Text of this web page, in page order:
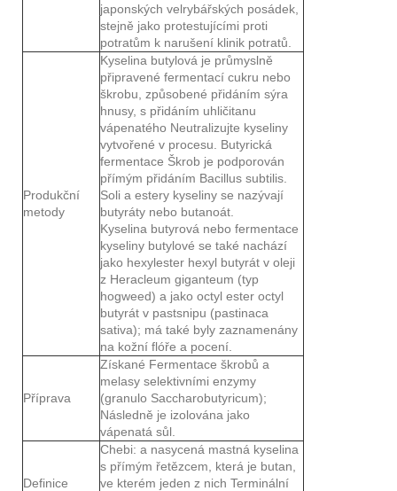
japonských velrybářských posádek,
stejně jako protestujícími proti
potratům k narušení klinik potratů.
Produkční
metody
Kyselina butylová je průmyslně
připravené fermentací cukru nebo
škrobu, způsobené přidáním sýra
hnusy, s přidáním uhličitanu
vápenatého Neutralizujte kyseliny
vytvořené v procesu. Butyrická
fermentace Škrob je podporován
přímým přidáním Bacillus subtilis.
Soli a estery kyseliny se nazývají
butyráty nebo butanoát.
Kyselina butyrová nebo fermentace
kyseliny butylové se také nachází
jako hexylester hexyl butyrát v oleji
z Heracleum giganteum (typ
hogweed) a jako octyl ester octyl
butyrát v pastsnipu (pastinaca
sativa); má také byly zaznamenány
na kožní flóře a pocení.
Příprava
Získané Fermentace škrobů a
melasy selektivními enzymy
(granulo Saccharobutyricum);
Následně je izolována jako
vápenatá sůl.
Definice
Chebi: a nasycená mastná kyselina
s přímým řetězcem, která je butan,
ve kterém jeden z nich Terminální